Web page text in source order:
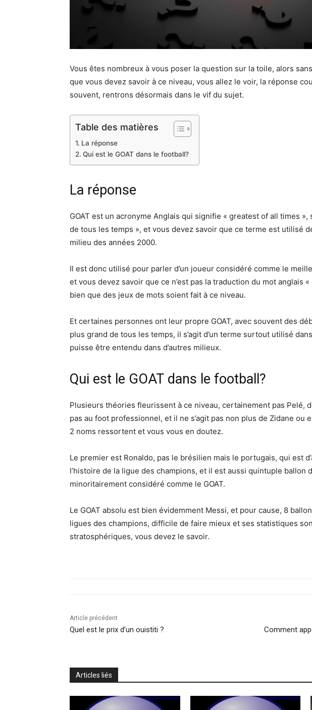
Vous êtes nombreux à vous poser la question sur la toile, alors
que vous devez savoir à ce niveau, vous allez le voir, la réponse
souvent, rentrons désormais dans le vif du sujet.
Table des matières
La réponse
Qui est le GOAT dans le football?
La réponse
GOAT est un acronyme Anglais qui signifie « greatest of all times
de tous les temps », et vous devez savoir que ce terme est utilisé
milieu des années 2000.
Il est donc utilisé pour parler d’un joueur considéré comme le
et vous devez savoir que ce n’est pas la traduction du mot anglais
bien que des jeux de mots soient fait à ce niveau.
Et certaines personnes ont leur propre GOAT, avec souvent des
plus grand de tous les temps, il s’agit d’un terme surtout utilisé
puisse être entendu dans d’autres milieux.
Qui est le GOAT dans le football?
Plusieurs théories fleurissent à ce niveau, certainement pas Pelé,
pas au foot professionnel, et il ne s’agit pas non plus de Zidane ou
2 noms ressortent et vous vous en doutez.
Le premier est Ronaldo, pas le brésilien mais le portugais, qui est
l’histoire de la ligue des champions, et il est aussi quintuple ballon
minoritairement considéré comme le GOAT.
Le GOAT absolu est bien évidemment Messi, et pour cause, 8
ligues des champions, difficile de faire mieux et ses statistiques
stratosphériques, vous devez le savoir.
Article précédent
Quel est le prix d’un ouistiti ?
Comment
Articles liés